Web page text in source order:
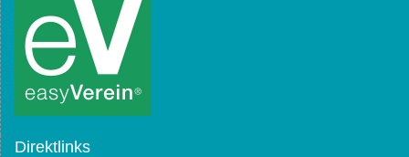
Direktlinks